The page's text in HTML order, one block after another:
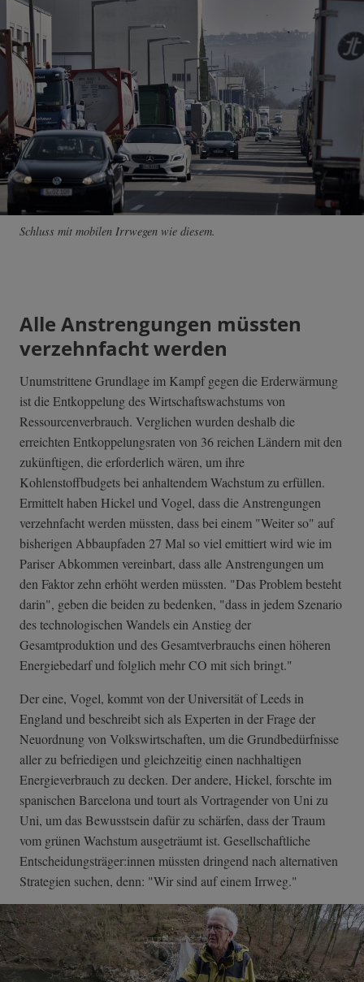
Schluss mit mobilen Irrwegen wie diesem.
Alle Anstrengungen müssten
verzehnfacht werden
Unumstrittene Grundlage im Kampf gegen die Erderwärmung
ist die Entkoppelung des Wirtschaftswachstums von
Ressourcenverbrauch. Verglichen wurden deshalb die
erreichten Entkoppelungsraten von 36 reichen Ländern mit den
zukünftigen, die erforderlich wären, um ihre
Kohlenstoffbudgets bei anhaltendem Wachstum zu erfüllen.
Ermittelt haben Hickel und Vogel, dass die Anstrengungen
verzehnfacht werden müssten, dass bei einem "Weiter so" auf
bisherigen Abbaupfaden 27 Mal so viel emittiert wird wie im
Pariser Abkommen vereinbart, dass alle Anstrengungen um
den Faktor zehn erhöht werden müssten. "Das Problem besteht
darin", geben die beiden zu bedenken, "dass in jedem Szenario
des technologischen Wandels ein Anstieg der
Gesamtproduktion und des Gesamtverbrauchs einen höheren
Energiebedarf und folglich mehr CO mit sich bringt."
Der eine, Vogel, kommt von der Universität of Leeds in
England und beschreibt sich als Experten in der Frage der
Neuordnung von Volkswirtschaften, um die Grundbedürfnisse
aller zu befriedigen und gleichzeitig einen nachhaltigen
Energieverbrauch zu decken. Der andere, Hickel, forschte im
spanischen Barcelona und tourt als Vortragender von Uni zu
Uni, um das Bewusstsein dafür zu schärfen, dass der Traum
vom grünen Wachstum ausgeträumt ist. Gesellschaftliche
Entscheidungsträger:innen müssten dringend nach alternativen
Strategien suchen, denn: "Wir sind auf einem Irrweg."